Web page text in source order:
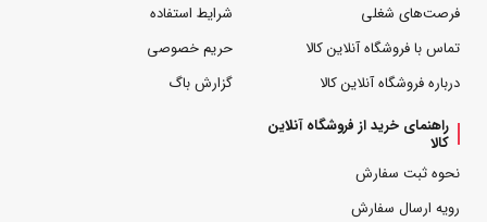
فرصت‌های شغلی
تماس با فروشگاه آنلاین کالا
درباره فروشگاه آنلاین کالا
شرایط استفاده
حریم خصوصی
گزارش باگ
راهنمای خرید از فروشگاه آنلاین
کالا
نحوه ثبت سفارش
رویه ارسال سفارش